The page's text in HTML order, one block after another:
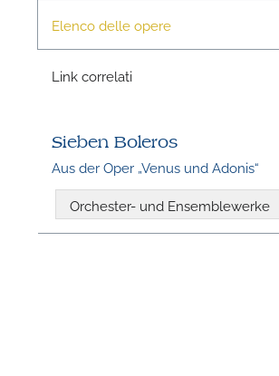
Elenco delle opere
Link correlati
Sieben Boleros
Aus der Oper „Venus und Adonis“
Orchester- und Ensemblewerke